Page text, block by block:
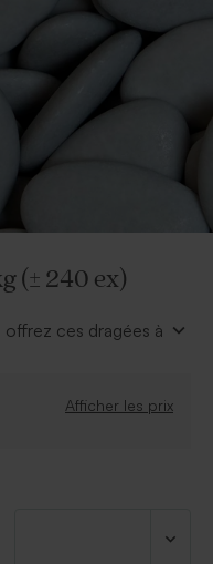
(± 240 ex)
ces dragées à
original assorti
de sucre et de
Afficher les prix